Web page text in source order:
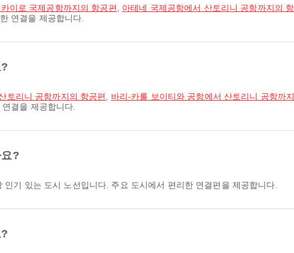
이로 국제공항까지의 항공편 아테네 국제공항에서 산토리니 공항까지의
연결을 제공합니다.
토리니 공항까지의 항공편 바리-카롤 보이티와 공항에서 산토리니 공항까
결을 제공합니다.
?
인기 있는 도시 노선입니다. 주요 도시에서 편리한 연결편을 제공합니다.